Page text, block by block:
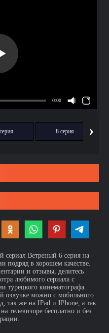
8 серия ›
сериал Ветреный 6 серия на
подряд в хорошем качестве.
и отзывы, делитесь
любимого сериала с
турецкого кинематографа.
озвучке можно с мобильного
так же на IPad и IPhone, а так
телевизоре бесплатно и без